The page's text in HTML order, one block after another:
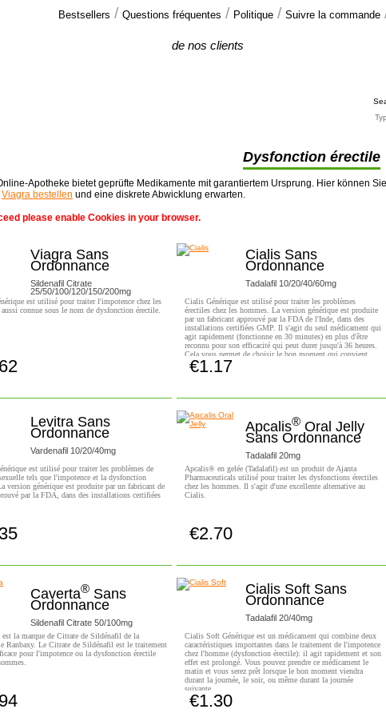
Bestsellers / Questions fréquentes / Politique / Suivre la commande
de nos clients
Dysfonction érectile
Apotheke bietet geprüfte Medikamente mit garantiertem Ursprung. Hier können Sie
Viagra bestellen und eine diskrete Abwicklung erwarten.
please enable Cookies in your browser.
Viagra Sans
Ordonnance
Sildenafil Citrate
25/50/100/120/150/200mg
est utilisé pour traiter l'impotence chez les
connue sous le nom de dysfonction érectile.
Levitra Sans
Ordonnance
Vardenafil 10/20/40mg
est utilisé pour traiter les problèmes de
tels que l'impotence et la dysfonction
version générique est produite par un fabricant de
par la FDA, dans des installations certifiées
Caverta® Sans
Ordonnance
Sildenafil Citrate 50/100mg
la marque de Citrate de Sildénafil de la
Ranbaxy. Le Citrate de Sildénafil est le traitement
pour l'impotence ou la dysfonction érectile
Cialis Sans
Ordonnance
Tadalafil 10/20/40/60mg
Cialis Générique est utilisé pour traiter les problèmes
érectiles chez les hommes. La version générique est produite
par un fabricant approuvé par la FDA de l'Inde, dans des
installations certifiées GMP. Il s'agit du seul médicament qui
agit rapidement (fonctionne en 30 minutes) en plus d'être
reconnu pour son efficacité qui peut durer jusqu'à 36 heures.
Cela vous permet de choisir le bon moment qui convient
autant à vous qu'à votre partenaire. Des millions d'hommes
ont bénéficié des effets du Cialis puisqu'il fonctionne dans
€1.17
Apcalis® Oral Jelly
Sans Ordonnance
Tadalafil 20mg
Apcalis® en gelée (Tadalafil) est un produit de Ajanta
Pharmaceuticals utilisé pour traiter les dysfonctions érectiles
chez les hommes. Il s'agit d'une excellente alternative au
Cialis.
€2.70
Cialis Soft Sans
Ordonnance
Tadalafil 20/40mg
Cialis Soft Générique est un médicament qui combine deux
caractéristiques importantes dans le traitement de l'impotence
chez l'homme (dysfonction érectile): il agit rapidement et son
effet est prolongé. Vous pouvez prendre ce médicament le
matin et vous serez prêt lorsque le bon moment viendra
durant la journée, le soir, ou même durant la journée
suivante.
€1.30